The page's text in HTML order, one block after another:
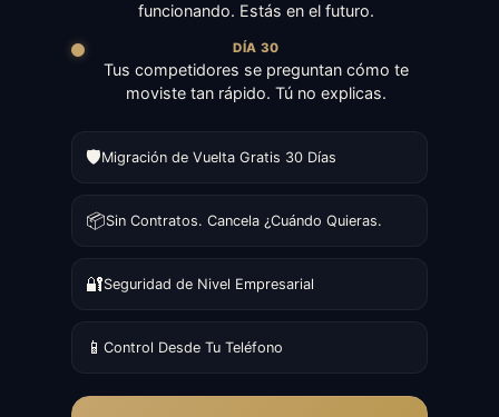
funcionando. Estás en el futuro.
DÍA 30
Tus competidores se preguntan cómo te
moviste tan rápido. Tú no explicas.
🛡️Migración de Vuelta Gratis 30 Días
📦Sin Contratos. Cancela ¿Cuándo Quieras.
🔐Seguridad de Nivel Empresarial
📱 Control Desde Tu Teléfono